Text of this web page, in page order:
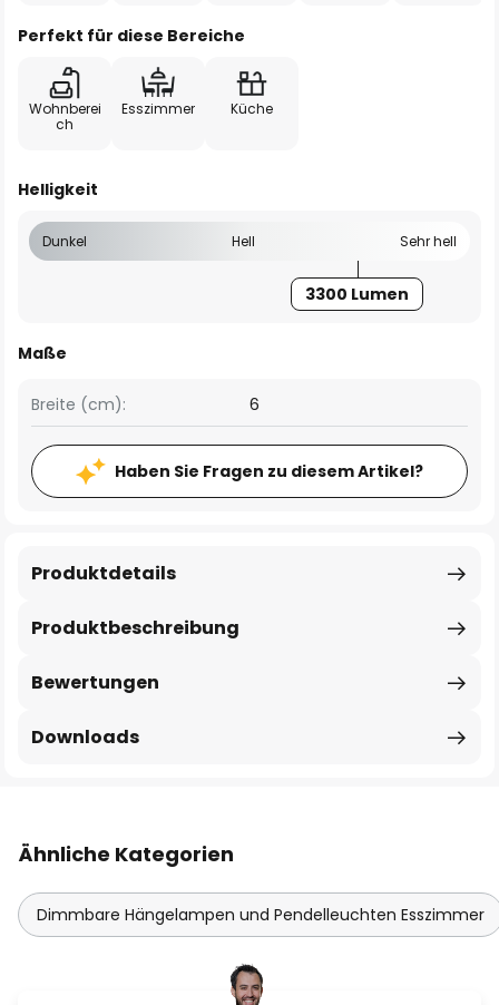
Perfekt für diese Bereiche
Wohnberei
ch
Esszimmer Küche
Helligkeit
Dunkel Hell Sehr hell
3300 Lumen
Maße
Breite (cm): 6
Haben Sie Fragen zu diesem Artikel?
Produktbeschreibung
Produktdetails
Bewertungen
Downloads
Ähnliche Kategorien
Dimmbare Hängelampen und Pendelleuchten Esszimmer